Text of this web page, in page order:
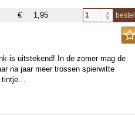
€ 1,95 bestel
is uitstekend! In de zomer mag de
na jaar meer trossen spierwitte